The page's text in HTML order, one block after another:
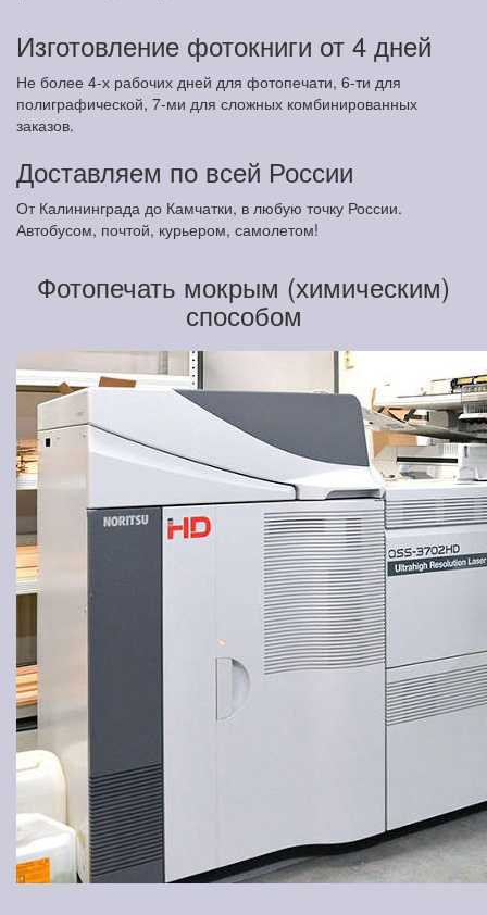
Изготовление фотокниги от 4 дней
Не более 4-х рабочих дней для фотопечати, 6-ти для
полиграфической, 7-ми для сложных комбинированных
заказов.
Доставляем по всей России
От Калининграда до Камчатки, в любую точку России.
Автобусом, почтой, курьером, самолетом!
Фотопечать мокрым (химическим)
способом